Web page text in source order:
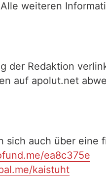
Alle weiteren
der Redaktion
auf apolut.net
sich auch über
ea8c375e
kaistuht